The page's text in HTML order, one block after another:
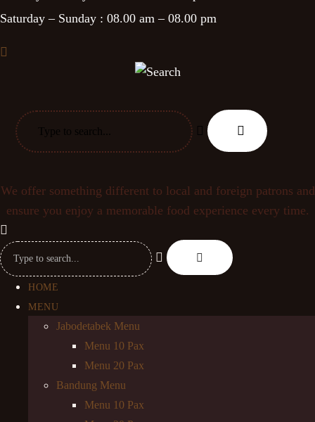
Saturday – Sunday : 08.00 am – 08.00 pm
We offer something different to local and foreign patrons and
ensure you enjoy a memorable food experience every time.
HOME
MENU
Jabodetabek Menu
Menu 10 Pax
Menu 20 Pax
Bandung Menu
Menu 10 Pax